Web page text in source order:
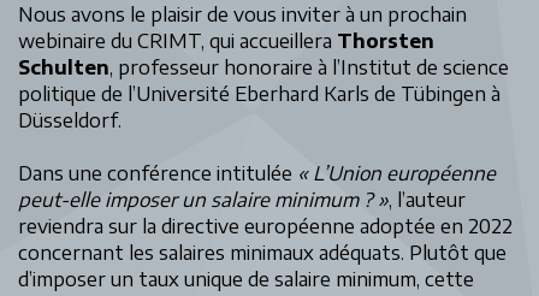
Nous avons le plaisir de vous inviter à un prochain
webinaire du CRIMT, qui accueillera Thorsten
Schulten, professeur honoraire à l’Institut de science
politique de l’Université Eberhard Karls de Tübingen à
Düsseldorf.
Dans une conférence intitulée « L’Union européenne
peut-elle imposer un salaire minimum ? », l’auteur
reviendra sur la directive européenne adoptée en 2022
concernant les salaires minimaux adéquats. Plutôt que
d’imposer un taux unique de salaire minimum, cette